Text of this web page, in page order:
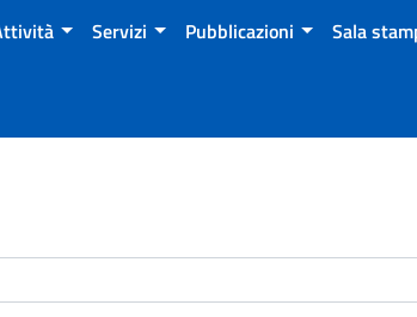
Servizi Pubblicazioni Sala
- Eventi